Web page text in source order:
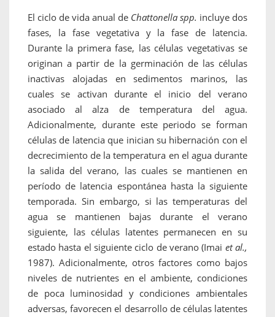
El ciclo de vida anual de Chattonella spp. incluye dos
fases, la fase vegetativa y la fase de latencia.
Durante la primera fase, las células vegetativas se
originan a partir de la germinación de las células
inactivas alojadas en sedimentos marinos, las
cuales se activan durante el inicio del verano
asociado al alza de temperatura del agua.
Adicionalmente, durante este periodo se forman
células de latencia que inician su hibernación con el
decrecimiento de la temperatura en el agua durante
la salida del verano, las cuales se mantienen en
período de latencia espontánea hasta la siguiente
temporada. Sin embargo, si las temperaturas del
agua se mantienen bajas durante el verano
siguiente, las células latentes permanecen en su
estado hasta el siguiente ciclo de verano (Imai et al.,
1987). Adicionalmente, otros factores como bajos
niveles de nutrientes en el ambiente, condiciones
de poca luminosidad y condiciones ambientales
adversas, favorecen el desarrollo de células latentes